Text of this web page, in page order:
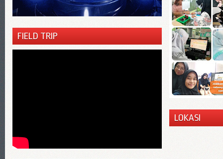
FIELD TRIP
LOKASI